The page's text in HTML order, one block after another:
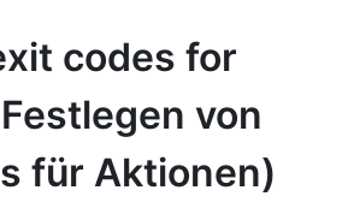
codes for
von
für Aktionen)